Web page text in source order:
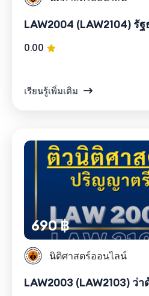
LAW2004 (LAW2104) รั
0.00
เรียนรู้เพิ่มเติม
690 ฿
นิติศาสตร์ออนไลน์
LAW2003 (LAW2103) ว่